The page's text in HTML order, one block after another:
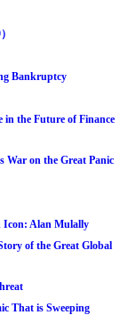
Bankruptcy
in the Future of Finance
War on the Great Panic
Icon: Alan Mulally
of the Great Global
That is Sweeping